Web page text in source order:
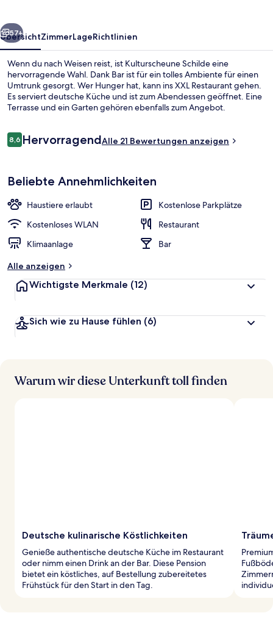
Weiter
57+
ÜbersichtZimmerLageRichtlinien
Wenn du nach Weisen reist, ist Kulturscheune Schilde eine
hervorragende Wahl. Dank Bar ist für ein tolles Ambiente für einen
Umtrunk gesorgt. Wer Hunger hat, kann ins XXL Restaurant gehen.
Es serviert deutsche Küche und ist zum Abendessen geöffnet. Eine
Terrasse und ein Garten gehören ebenfalls zum Angebot.
Bewertungen
8,68,6 von 10.
HervorragendAlle 21 Bewertungen anzeigen
Beliebte Annehmlichkeiten
Haustiere erlaubt
Kostenlose Parkplätze
Kostenloses WLAN
Restaurant
Klimaanlage
Bar
Alle anzeigen
Wichtigste Merkmale (12)
Sich wie zu Hause fühlen (6)
Warum wir diese Unterkunft toll finden
Deutsche kulinarische Köstlichkeiten
Genieße authentische deutsche Küche im Restaurant
oder nimm einen Drink an der Bar. Diese Pension
bietet ein köstliches, auf Bestellung zubereitetes
Frühstück für den Start in den Tag.